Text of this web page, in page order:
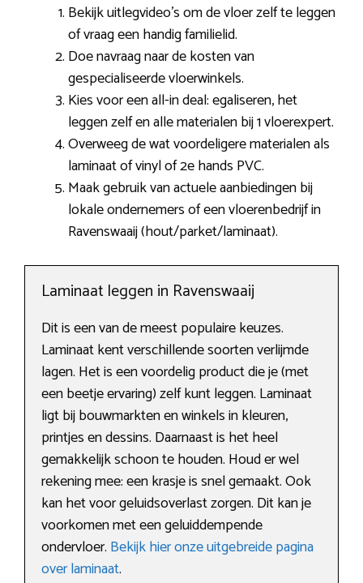
Bekijk uitlegvideo’s om de vloer zelf te leggen
of vraag een handig familielid.
Doe navraag naar de kosten van
gespecialiseerde vloerwinkels.
Kies voor een all-in deal: egaliseren, het
leggen zelf en alle materialen bij 1 vloerexpert.
Overweeg de wat voordeligere materialen als
laminaat of vinyl of 2e hands PVC.
Maak gebruik van actuele aanbiedingen bij
lokale ondernemers of een vloerenbedrijf in
Ravenswaaij (hout/parket/laminaat).
Laminaat leggen in Ravenswaaij
Dit is een van de meest populaire keuzes.
Laminaat kent verschillende soorten verlijmde
lagen. Het is een voordelig product die je (met
een beetje ervaring) zelf kunt leggen. Laminaat
ligt bij bouwmarkten en winkels in kleuren,
printjes en dessins. Daarnaast is het heel
gemakkelijk schoon te houden. Houd er wel
rekening mee: een krasje is snel gemaakt. Ook
kan het voor geluidsoverlast zorgen. Dit kan je
voorkomen met een geluiddempende
ondervloer. Bekijk hier onze uitgebreide pagina
over laminaat.